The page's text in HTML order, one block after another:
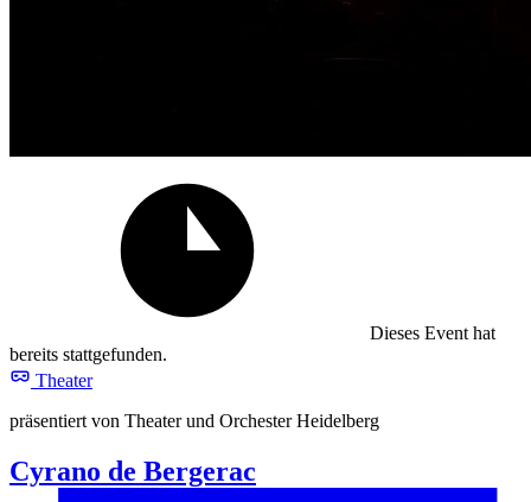
Dieses Event hat
bereits stattgefunden.
Theater
präsentiert von Theater und Orchester Heidelberg
Cyrano de Bergerac